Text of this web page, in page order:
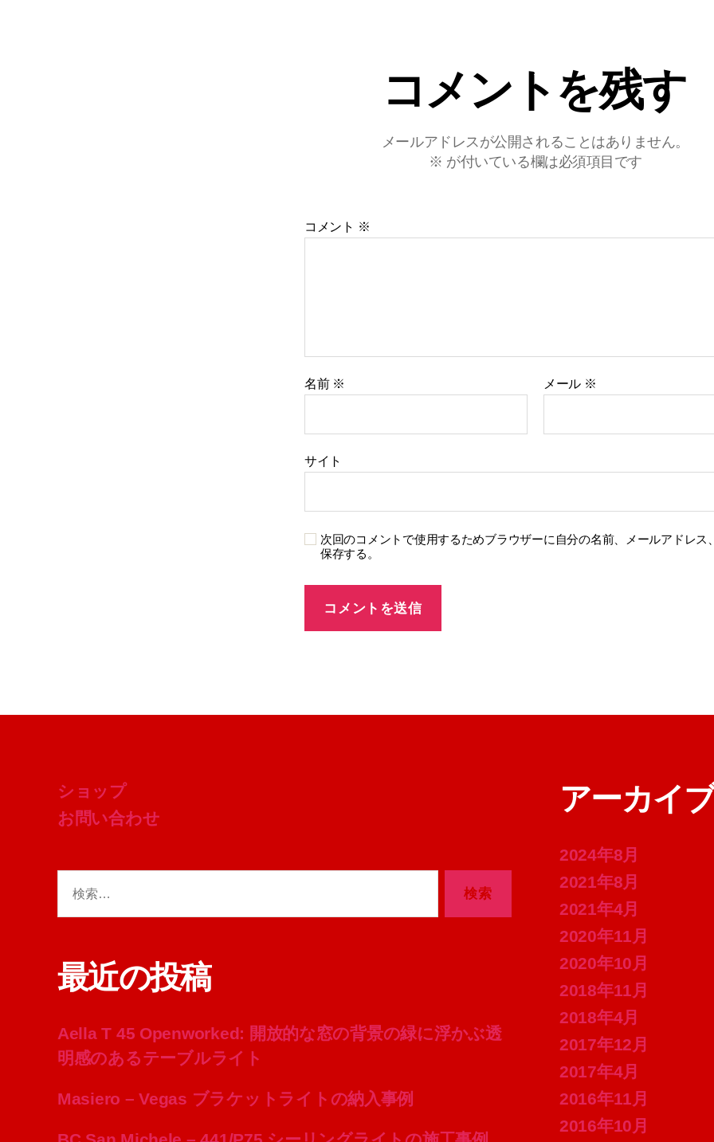
コメントを残す
メールアドレスが公開されることはありません。
※ が付いている欄は必須項目です
コメント ※
名前 ※ メール ※
サイト
次回のコメントで使用するためブラウザーに自分の名前、メールアドレス
保存する。
ショップ
お問い合わせ
最近の投稿
Aella T 45 Openworked: 開放的な窓の背景の緑に浮かぶ透
明感のあるテーブルライト
Masiero – Vegas ブラケットライトの納入事例
アーカイ
2024年8月
2021年8月
2021年4月
2020年11月
2020年10月
2018年11月
2018年4月
2017年12月
2017年4月
2016年11月
2016年10月